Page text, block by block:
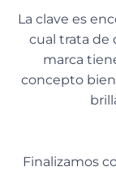
La clave es
cual trata de
marca
concepto bien
Finalizamos